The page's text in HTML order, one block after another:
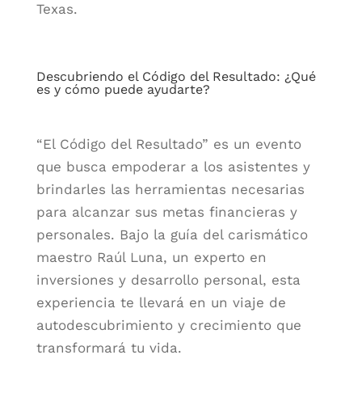
Texas.
Descubriendo el Código del Resultado: ¿Qué
es y cómo puede ayudarte?
“El Código del Resultado” es un evento
que busca empoderar a los asistentes y
brindarles las herramientas necesarias
para alcanzar sus metas financieras y
personales. Bajo la guía del carismático
maestro Raúl Luna, un experto en
inversiones y desarrollo personal, esta
experiencia te llevará en un viaje de
autodescubrimiento y crecimiento que
transformará tu vida.